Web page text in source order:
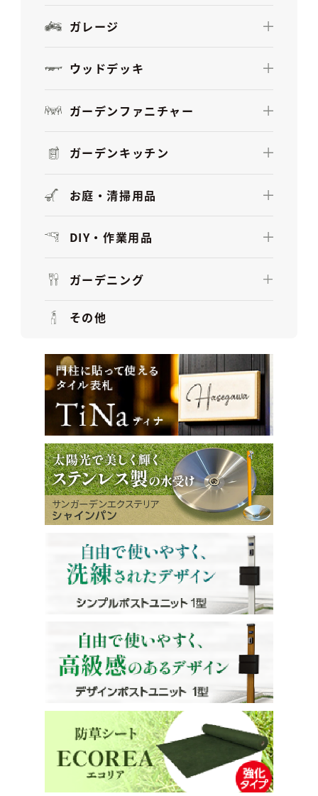
ガレージ
ウッドデッキ
ガーデンファニチャー
ガーデンキッチン
お庭・清掃用品
DIY・作業用品
ガーデニング
その他